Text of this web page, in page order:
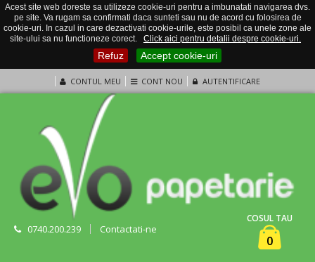
Acest site web doreste sa utilizeze cookie-uri pentru a imbunatati navigarea dvs.
pe site. Va rugam sa confirmati daca sunteti sau nu de acord cu folosirea de
cookie-uri. In cazul in care dezactivati cookie-urile, este posibil ca unele zone ale
site-ului sa nu functioneze corect.
Click aici pentru detalii despre cookie-uri.
Refuz Accept cookie-uri
CONTUL MEU CONT NOU AUTENTIFICARE
0740.200.239 Contactati-ne
COSUL TAU
0